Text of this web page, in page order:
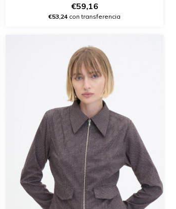
€59,16
€53,24 con transferencia